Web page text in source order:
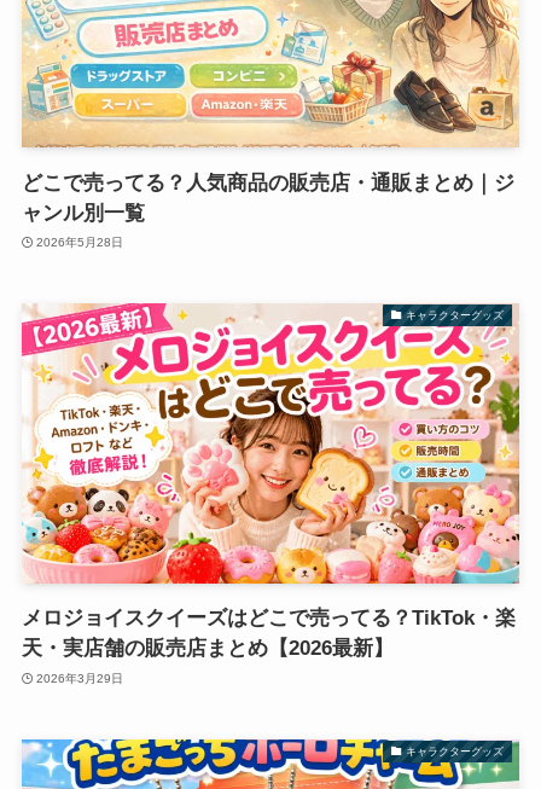
どこで売ってる？人気商品の販売店・通販まとめ｜ジ
ャンル別一覧
2026年5月28日
キャラクターグッズ
メロジョイスクイーズはどこで売ってる？TikTok・楽
天・実店舗の販売店まとめ【2026最新】
2026年3月29日
キャラクターグッズ